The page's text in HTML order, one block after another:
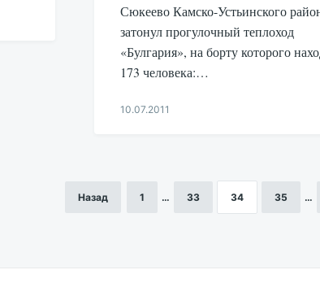
Сюкеево Камско-Устьинского
затонул прогулочный теплоход
«Булгария», на борту которого
173 человека:…
10.07.2011
Назад 1 … 33 34 35 …